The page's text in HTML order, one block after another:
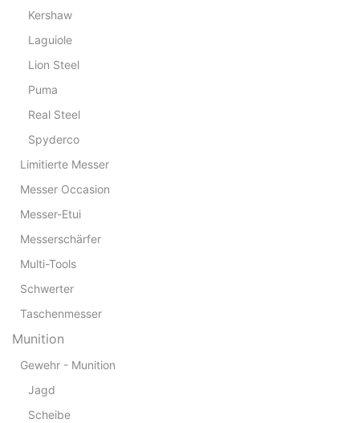
Kershaw
Laguiole
Lion Steel
Puma
Real Steel
Spyderco
Limitierte Messer
Messer Occasion
Messer-Etui
Messerschärfer
Multi-Tools
Schwerter
Taschenmesser
Munition
Gewehr - Munition
Jagd
Scheibe